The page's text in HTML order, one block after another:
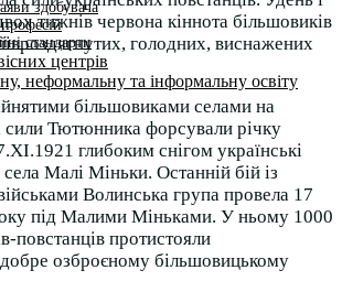
здобувача
стандарти
центрів
неформальну та інформальну освіту
тижнів червона кіннота більшовиків
голодних, виснажених
більшовиками селами на
сили Тютюнника форсували річку
глибоким снігом українські
Малі Міньки. Останній бій із
Волинська група провела 17
під Малими Міньками. У ньому 1000
повстанців протистояли
добре озброєному більшовицькому